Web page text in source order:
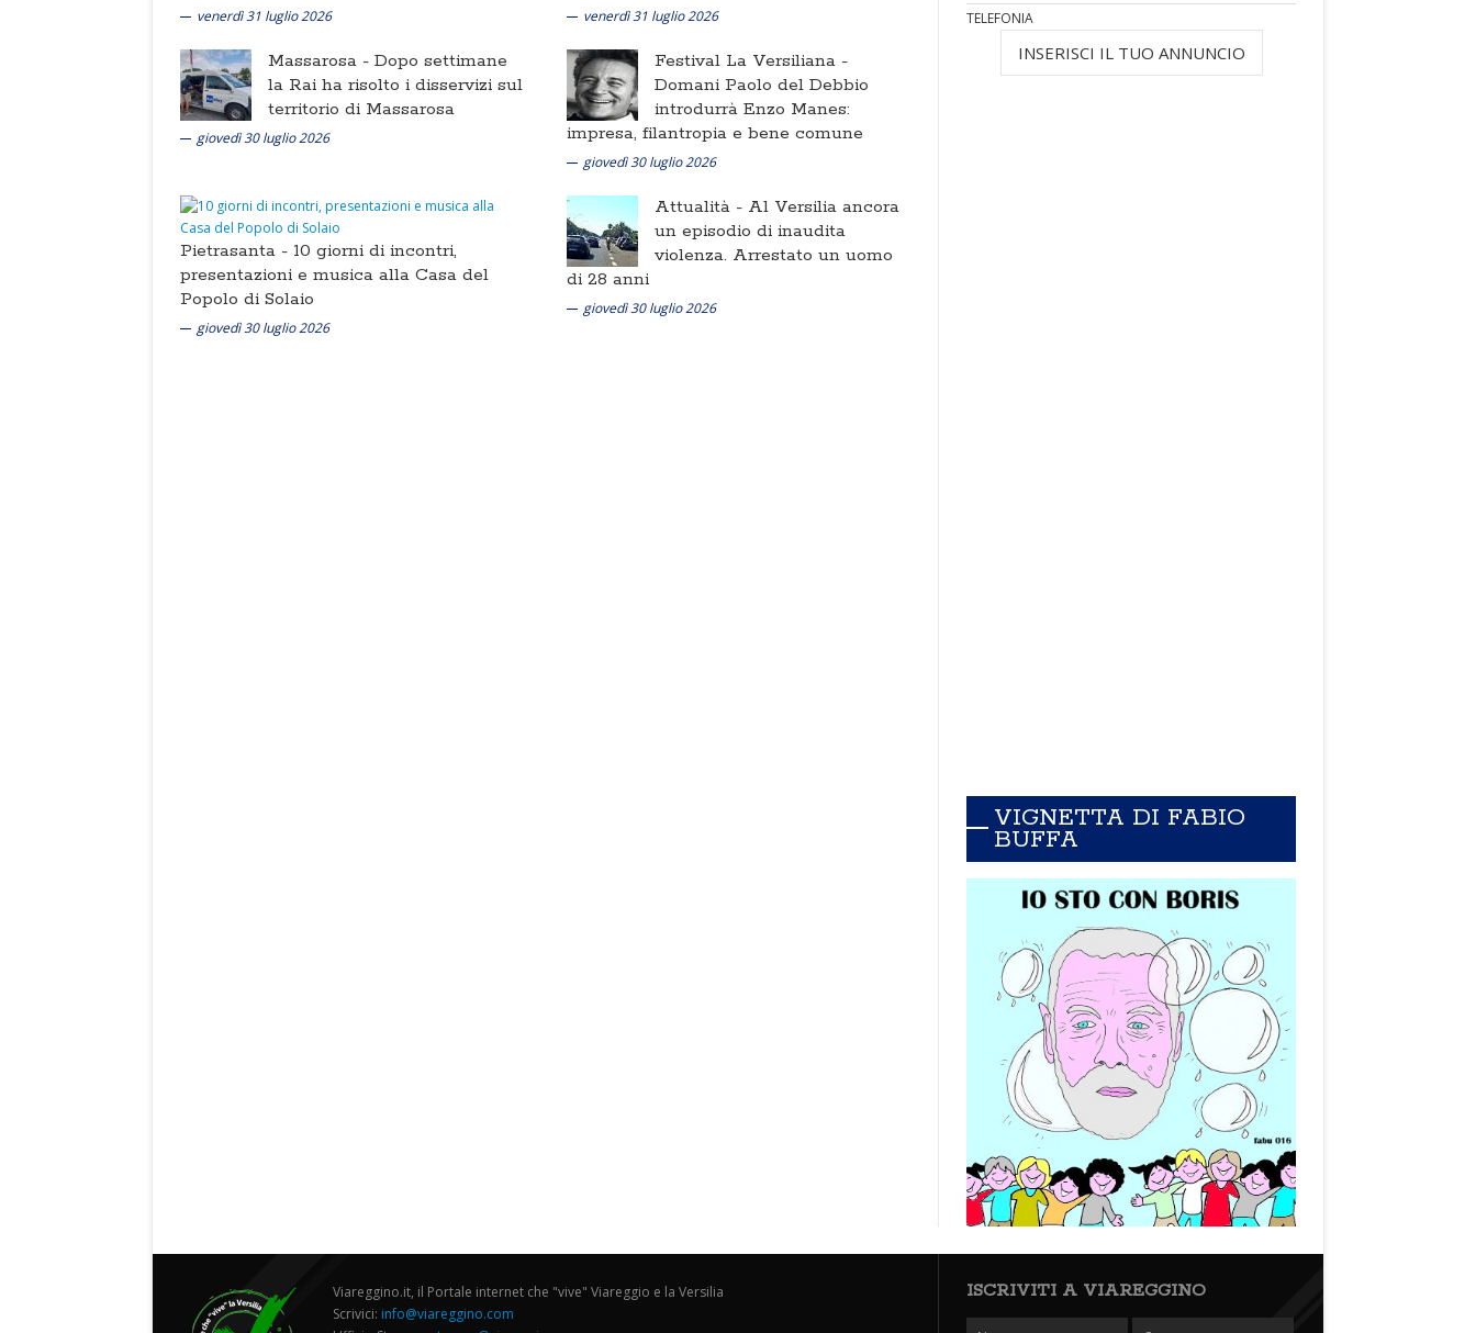
venerdì 31 luglio 2026 venerdì 31 luglio 2026
Massarosa - Dopo settimane
la Rai ha risolto i disservizi sul
territorio di Massarosa
giovedì 30 luglio 2026
Festival La Versiliana -
Domani Paolo del Debbio
introdurrà Enzo Manes:
impresa, filantropia e bene comune
giovedì 30 luglio 2026
Pietrasanta - 10 giorni di incontri,
presentazioni e musica alla Casa del
Popolo di Solaio
giovedì 30 luglio 2026
Attualità - Al Versilia ancora
un episodio di inaudita
violenza. Arrestato un uomo
di 28 anni
giovedì 30 luglio 2026
TELEFONIA
INSERISCI IL TUO ANNUNCIO
VIGNETTA DI FABIO
BUFFA
Viareggino.it, il Portale internet che "vive" Viareggio e la Versilia
Scrivici: info@viareggino.com
ISCRIVITI A VIAREGGINO